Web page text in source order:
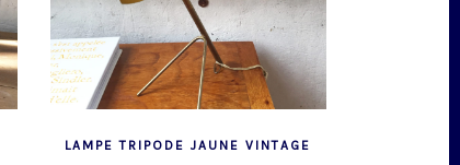
LAMPE TRIPODE JAUNE VINTAGE